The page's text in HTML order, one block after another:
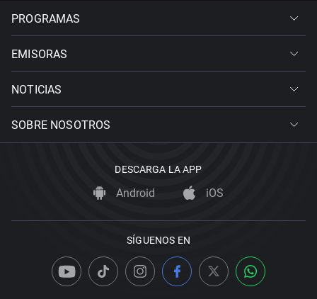
PROGRAMAS
EMISORAS
NOTICIAS
SOBRE NOSOTROS
DESCARGA LA APP
Android iOS
SÍGUENOS EN